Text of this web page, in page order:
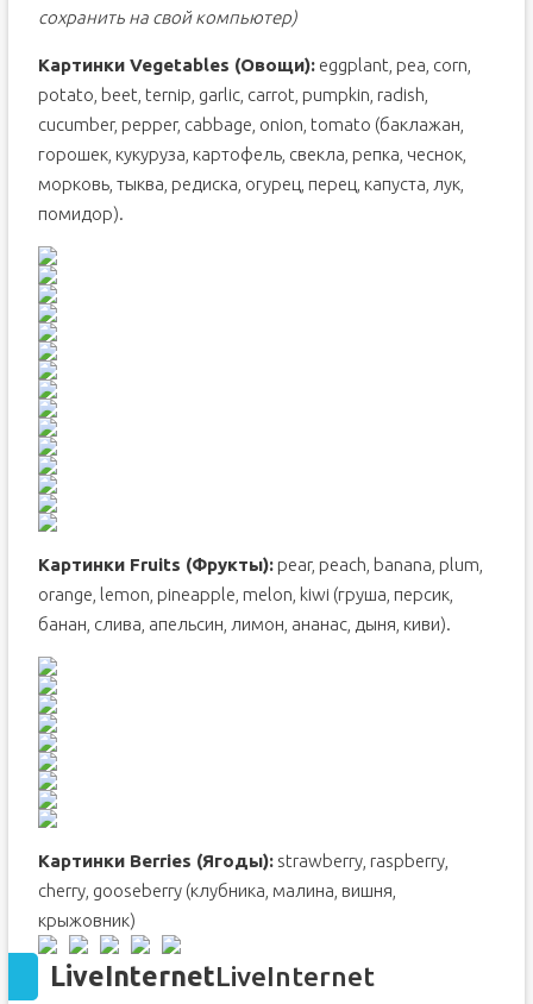
сохранить на свой компьютер)
Картинки Vegetables (Овощи):eggplant, pea, corn,
potato, beet, ternip, garlic, carrot, pumpkin, radish,
cucumber, pepper, cabbage, onion, tomato (баклажан,
горошек, кукуруза, картофель, свекла, репка, чеснок,
морковь, тыква, редиска, огурец, перец, капуста, лук,
помидор).
Картинки Fruits (Фрукты):pear, peach, banana, plum,
orange, lemon, pineapple, melon, kiwi (груша, персик,
банан, слива, апельсин, лимон, ананас, дыня, киви).
Картинки Berries (Ягоды):strawberry, raspberry,
cherry, gooseberry (клубника, малина, вишня,
крыжовник)
LiveInternetLiveInternet